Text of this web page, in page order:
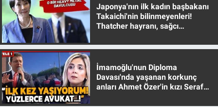
Japonya'nın ilk kadın başbakanı
Takaichi'nin bilinmeyenleri!
Thatcher hayranı, sağcı
İmamoğlu'nun Diploma
Davası'nda yaşanan korkunç
anları Ahmet Özer'in kızı Seraf